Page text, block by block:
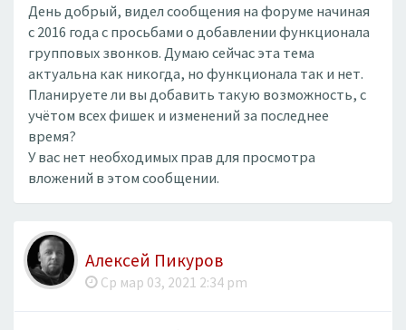
День добрый, видел сообщения на форуме начиная
с 2016 года с просьбами о добавлении функционала
групповых звонков. Думаю сейчас эта тема
актуальна как никогда, но функционала так и нет.
Планируете ли вы добавить такую возможность, с
учётом всех фишек и изменений за последнее
время?
У вас нет необходимых прав для просмотра
вложений в этом сообщении.
Алексей Пикуров
Ср мар 03, 2021 2:34 pm